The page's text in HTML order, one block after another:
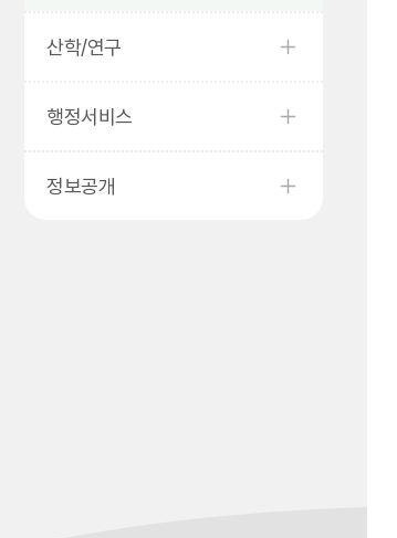
산학/연구
행정서비스
정보공개